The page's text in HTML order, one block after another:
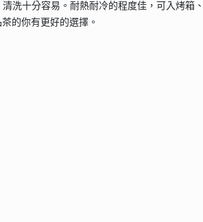
洗十分容易。耐熱耐冷的程度佳，可入烤箱
的你有更好的選擇。